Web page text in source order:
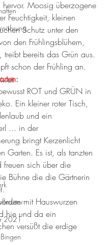
2021
hervor. Moosig überzogene
Feuchtigkeit, kleinen
Schutz unter den
den Frühlingsblühern,
bereits das Grün aus.
schon der Frühling an.
ROT und GRÜN in
Ein kleiner roter Tisch,
und ein
... in der
bringt Kerzenlicht
Garten. Es ist, als tanzten
freuen sich über die
Bühne die die Gärtnerin
mit Hauswurzen
hie und da ein
versüßt die erdige